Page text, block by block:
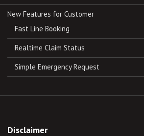
New Features for Customer
Fast Line Booking
Realtime Claim Status
Simple Emergency Request
Disclaimer